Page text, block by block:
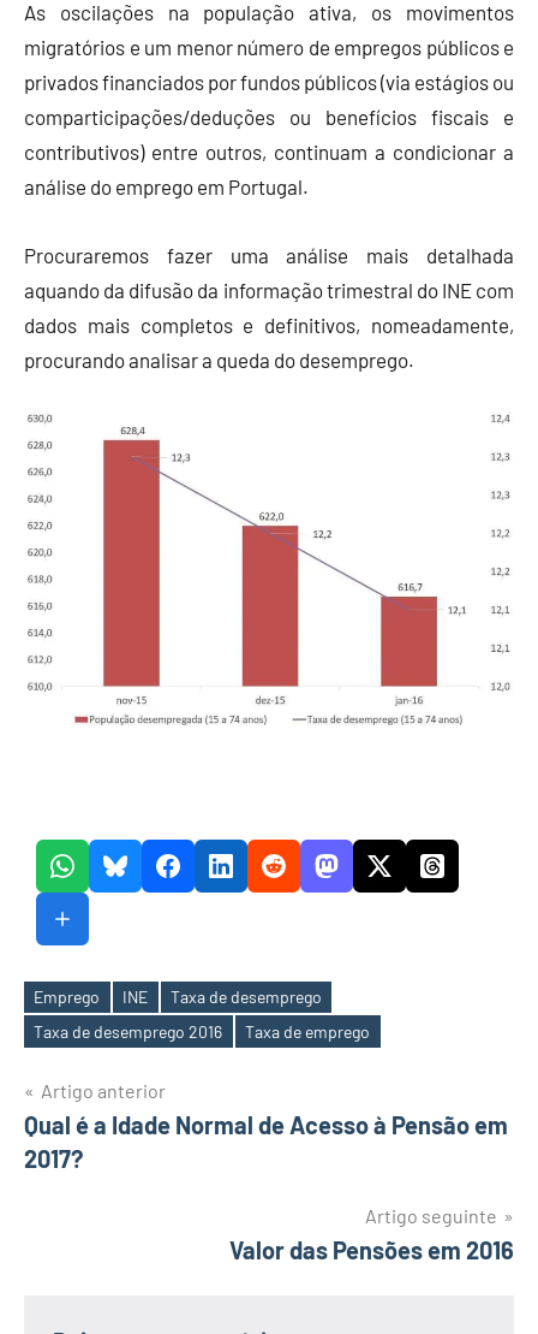
As oscilações na população ativa, os movimentos
migratórios e um menor número de empregos públicos e
privados financiados por fundos públicos (via estágios ou
comparticipações/deduções ou benefícios fiscais e
contributivos) entre outros, continuam a condicionar a
análise do emprego em Portugal.
Procuraremos fazer uma análise mais detalhada
aquando da difusão da informação trimestral do INE com
dados mais completos e definitivos, nomeadamente,
procurando analisar a queda do desemprego.
Etiquetas
Emprego INE
Taxa de desemprego
Taxa de desemprego 2016
Taxa de emprego
Navegação
de
Artigo anterior
Qual é a Idade Normal de Acesso à Pensão em
2017?
Artigo seguinte
Valor das Pensões em 2016